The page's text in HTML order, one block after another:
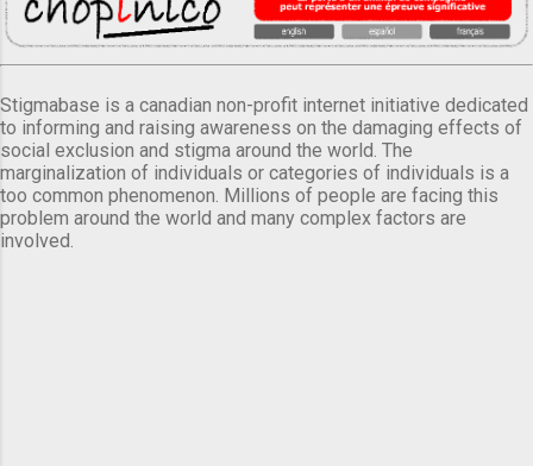
Stigmabase is a canadian non-profit internet initiative dedicated
to informing and raising awareness on the damaging effects of
social exclusion and stigma around the world. The
marginalization of individuals or categories of individuals is a
too common phenomenon. Millions of people are facing this
problem around the world and many complex factors are
involved.